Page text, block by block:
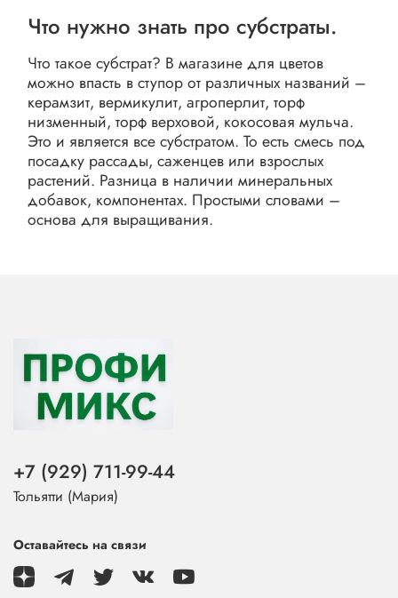
Что нужно знать про субстраты.
Что такое субстрат? В магазине для цветов
можно впасть в ступор от различных названий –
керамзит, вермикулит, агроперлит, торф
низменный, торф верховой, кокосовая мульча.
Это и является все субстратом. То есть смесь под
посадку рассады, саженцев или взрослых
растений. Разница в наличии минеральных
добавок, компонентах. Простыми словами –
основа для выращивания.
+7 (929) 711-99-44
Тольятти (Мария)
Оставайтесь на связи